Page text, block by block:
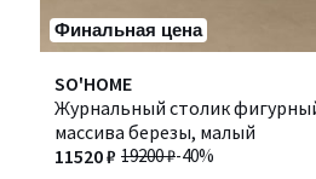
Финальная цена
SO'HOME
Журнальный столик
массива березы, малый
19200 ₽-40%
11520 ₽
Количество
цветов:
4